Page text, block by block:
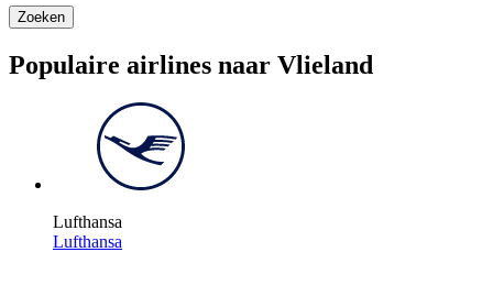
Zoeken
Populaire airlines naar Vlieland
Lufthansa
Lufthansa